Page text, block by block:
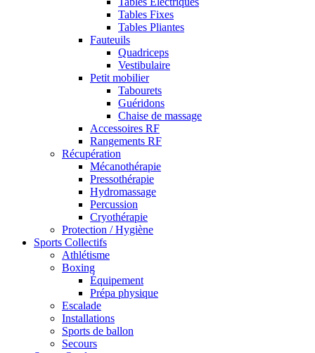
Tables Fixes
Tables Pliantes
Fauteuils
Quadriceps
Vestibulaire
Petit mobilier
Tabourets
Guéridons
Chaise de massage
Accessoires RF
Rangements RF
Récupération
Mécanothérapie
Pressothérapie
Hydromassage
Percussion
Cryothérapie
Protection / Hygiène
Sports Collectifs
Athlétisme
Boxing
Équipement
Prépa physique
Escalade
Installations
Sports de ballon
Secours